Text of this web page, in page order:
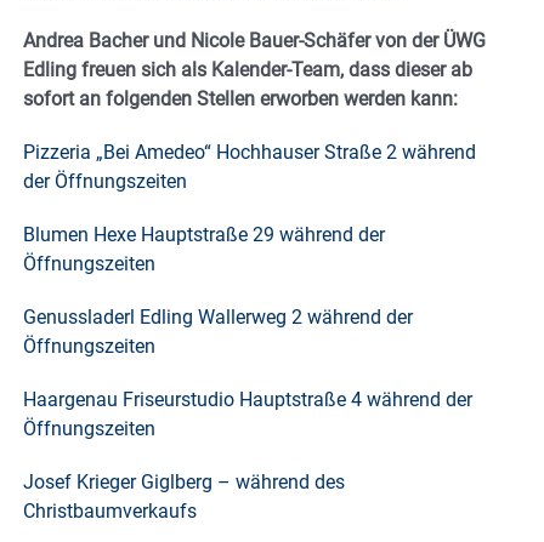
Andrea Bacher und Nicole Bauer-Schäfer von der ÜWG
Edling freuen sich als Kalender-Team, dass dieser ab
sofort an folgenden Stellen erworben werden kann:
Pizzeria „Bei Amedeo“ Hochhauser Straße 2 während
der Öffnungszeiten
Blumen Hexe Hauptstraße 29 während der
Öffnungszeiten
Genussladerl Edling Wallerweg 2 während der
Öffnungszeiten
Haargenau Friseurstudio Hauptstraße 4 während der
Öffnungszeiten
Josef Krieger Giglberg – während des
Christbaumverkaufs